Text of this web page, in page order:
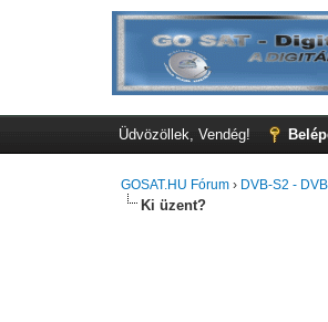
Üdvözöllek, Vendég!
GOSAT.HU Fórum › DVB-S2 -
Ki üzent?